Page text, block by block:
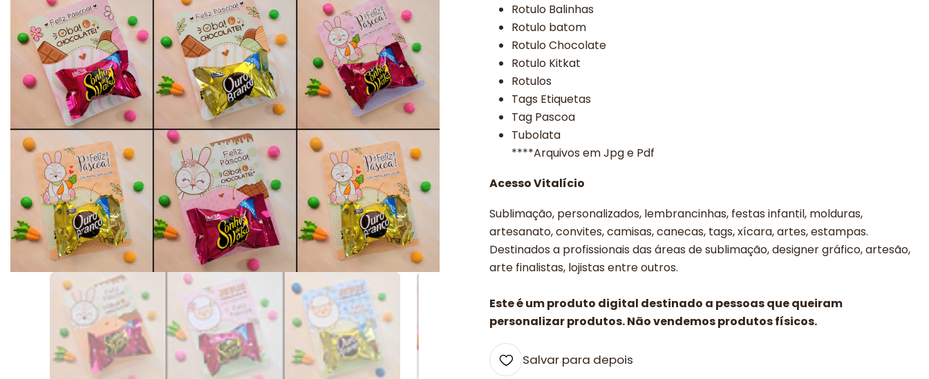
Rotulo Balinhas
Rotulo batom
Rotulo Chocolate
Rotulo Kitkat
Rotulos
Tags Etiquetas
Tag Pascoa
Tubolata
****Arquivos em Jpg e Pdf
Acesso Vitalício
Sublimação, personalizados, lembrancinhas, festas infantil, molduras,
artesanato, convites, camisas, canecas, tags, xícara, artes, estampas.
Destinados a profissionais das áreas de sublimação, designer gráfico, artesão,
arte finalistas, lojistas entre outros.
Este é um produto digital destinado a pessoas que queiram
personalizar produtos. Não vendemos produtos físicos.
Salvar para depois